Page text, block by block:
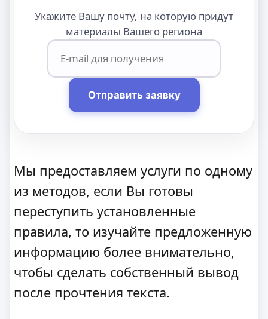
Укажите Вашу почту, на которую придут
материалы Вашего региона
Отправить заявку
Мы предоставляем услуги по одному
из методов, если Вы готовы
переступить установленные
правила, то изучайте предложенную
информацию более внимательно,
чтобы сделать собственный вывод
после прочтения текста.